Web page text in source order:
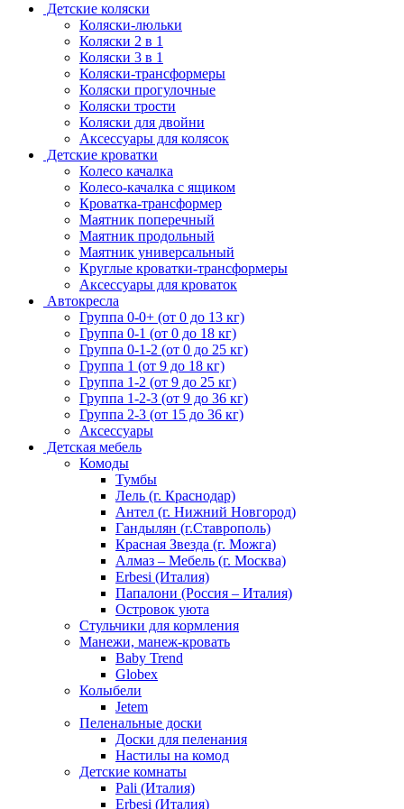
Детские коляски
Коляски-люльки
Коляски 2 в 1
Коляски 3 в 1
Коляски-трансформеры
Коляски прогулочные
Коляски трости
Коляски для двойни
Аксессуары для колясок
Детские кроватки
Колесо качалка
Колесо-качалка с ящиком
Кроватка-трансформер
Маятник поперечный
Маятник продольный
Маятник универсальный
Круглые кроватки-трансформеры
Аксессуары для кроваток
Автокресла
Группа 0-0+ (от 0 до 13 кг)
Группа 0-1 (от 0 до 18 кг)
Группа 0-1-2 (от 0 до 25 кг)
Группа 1 (от 9 до 18 кг)
Группа 1-2 (от 9 до 25 кг)
Группа 1-2-3 (от 9 до 36 кг)
Группа 2-3 (от 15 до 36 кг)
Аксессуары
Детская мебель
Комоды
Тумбы
Лель (г. Краснодар)
Антел (г. Нижний Новгород)
Гандылян (г.Ставрополь)
Красная Звезда (г. Можга)
Алмаз – Мебель (г. Москва)
Erbesi (Италия)
Папалони (Россия – Италия)
Островок уюта
Стульчики для кормления
Манежи, манеж-кровать
Baby Trend
Globex
Колыбели
Jetem
Пеленальные доски
Доски для пеленания
Настилы на комод
Детские комнаты
Pali (Италия)
Erbesi (Италия)